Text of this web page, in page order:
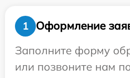
1
Оформление
Заполните форму
или позвоните нам